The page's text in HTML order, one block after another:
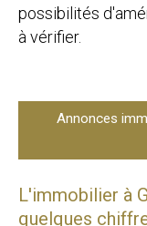
possibilités
à vérifier.
Annonces
L'immobilier à
quelques